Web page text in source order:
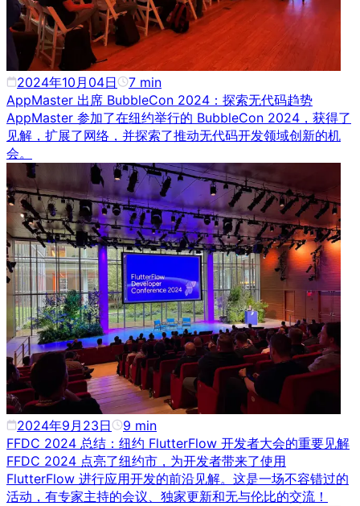
2024年10月04日 7 min
AppMaster 出席 BubbleCon 2024：探索无代码趋势
AppMaster 参加了在纽约举行的 BubbleCon 2024，获得了
见解，扩展了网络，并探索了推动无代码开发领域创新的机
会。
2024年9月23日 9 min
FFDC 2024 总结：纽约 FlutterFlow 开发者大会的重要见解
FFDC 2024 点亮了纽约市，为开发者带来了使用
FlutterFlow 进行应用开发的前沿见解。这是一场不容错过的
活动，有专家主持的会议、独家更新和无与伦比的交流！